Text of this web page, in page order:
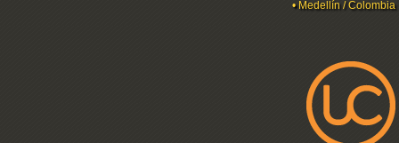
• Medellín / Colombia